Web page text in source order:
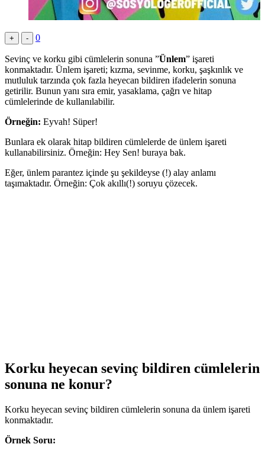
+ - 0
Sevinç ve korku gibi cümlelerin sonuna ”Ünlem” işareti
konmaktadır. Ünlem işareti; kızma, sevinme, korku, şaşkınlık ve
mutluluk tarzında çok fazla heyecan bildiren ifadelerin sonuna
getirilir. Bunun yanı sıra emir, yasaklama, çağrı ve hitap
cümlelerinde de kullanılabilir.
Örneğin: Eyvah! Süper!
Bunlara ek olarak hitap bildiren cümlelerde de ünlem işareti
kullanabilirsiniz. Örneğin: Hey Sen! buraya bak.
Eğer, ünlem parantez içinde şu şekildeyse (!) alay anlamı
taşımaktadır. Örneğin: Çok akıllı(!) soruyu çözecek.
Korku heyecan sevinç bildiren cümlelerin
sonuna ne konur?
Korku heyecan sevinç bildiren cümlelerin sonuna da ünlem işareti
konmaktadır.
Örnek Soru: